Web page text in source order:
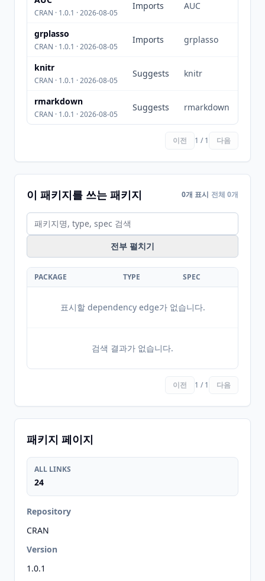
CRAN · 1.0.1 · 2026-08-05
Imports AUC
grplasso
CRAN · 1.0.1 · 2026-08-05
Imports grplasso
knitr
CRAN · 1.0.1 · 2026-08-05
Suggests knitr
rmarkdown
CRAN · 1.0.1 · 2026-08-05
Suggests rmarkdown
이전 1 / 1 다음
이 패키지를 쓰는 패키지 0개 표시 전체 0개
전부 펼치기
PACKAGE TYPE SPEC
표시할 dependency edge가 없습니다.
검색 결과가 없습니다.
이전 1 / 1 다음
패키지 페이지
ALL LINKS
24
Repository
CRAN
Version
1.0.1